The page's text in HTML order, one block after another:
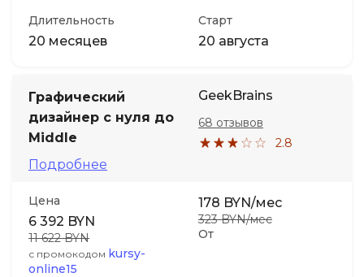
Длительность
20 месяцев
Старт
20 августа
Графический
дизайнер с нуля до
Middle
Подробнее
GeekBrains
2.8
68 отзывов
Цена
6 392 BYN
11 622 BYN
с промокодом kursy-
online15
От
178 BYN/мес
323 BYN/мес